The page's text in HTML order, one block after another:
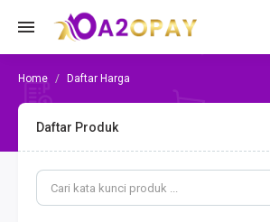
Daftar Harga
Daftar Produk